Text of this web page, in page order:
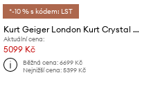
*-10 % s kódem: LST
Kurt Geiger London Kurt Crystal Runner sneakers dámské
Aktuální cena:
5099 Kč
Běžná cena:6699 Kč
Nejnižší cena:5399 Kč